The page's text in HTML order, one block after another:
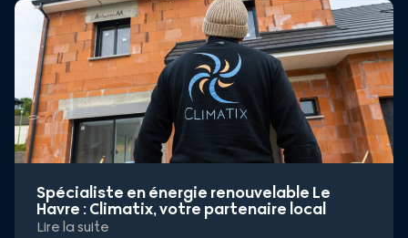
Spécialiste en énergie renouvelable Le
Havre : Climatix, votre partenaire local
Lire la suite